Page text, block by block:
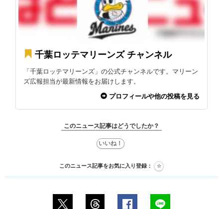
千葉ロッテマリーンズ チャンネル
「千葉ロッテマリーンズ」の公式チャンネルです。マリーン
ズ広報担当が最新情報をお届けします。
プロフィールや他の投稿を見る
このニュース記事はどうでしたか？
このニュース記事をお気に入り登録：